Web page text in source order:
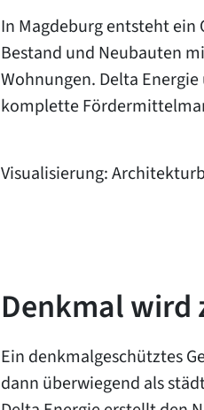
In Magdeburg entsteht
Bestand und Neubauten
Wohnungen. Delta
komplette
Visualisierung:
Denkmal wird
Ein denkmalgeschütztes
dann überwiegend als